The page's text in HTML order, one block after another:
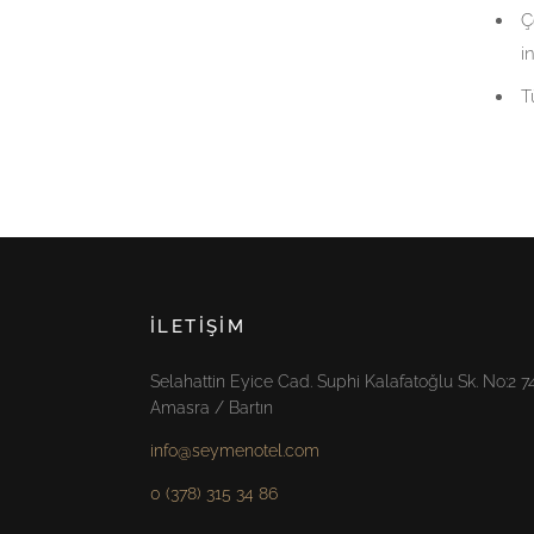
İLETIŞIM
Selahattin Eyice Cad. Suphi Kalafatoğlu Sk. No:2
Amasra / Bartın
info@seymenotel.com
0 (378) 315 34 86